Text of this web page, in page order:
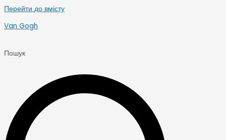
Перейти до вмісту
Van Gogh
Пошук